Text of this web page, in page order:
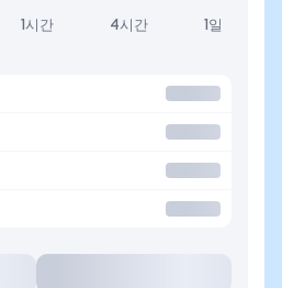
1시간 4시간 1일